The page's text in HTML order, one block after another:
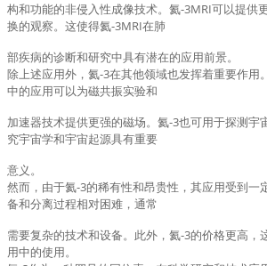
构和功能的非侵入性成像技术。氦-3MRI可以提供
换的观察。这使得氦-3MRI在肺
部疾病的诊断和研究中具有潜在的应用前景。
除上述应用外，氦-3在其他领域也发挥着重要作用
中的应用可以为磁共振实验和
加速器技术提供更强的磁场。氦-3也可用于探测宇
究宇宙学和宇宙起源具有重要
意义。
然而，由于氦-3的稀有性和昂贵性，其应用受到一
备和分离过程相对困难，通常
需要复杂的技术和设备。此外，氦-3的价格更高，
用中的使用。